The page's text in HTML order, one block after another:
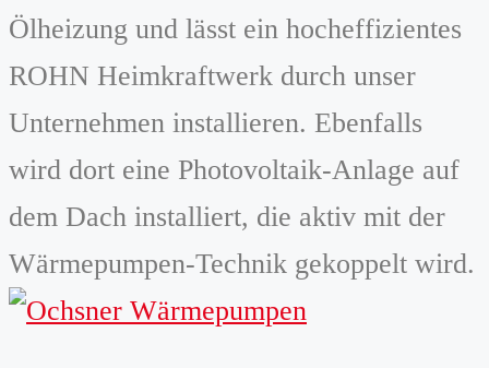
Ölheizung und lässt ein hocheffizientes
ROHN Heimkraftwerk durch unser
Unternehmen installieren. Ebenfalls
wird dort eine Photovoltaik-Anlage auf
dem Dach installiert, die aktiv mit der
Wärmepumpen-Technik gekoppelt wird.